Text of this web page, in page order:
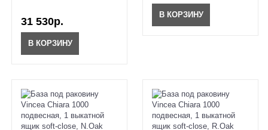
31 530р.
В КОРЗИНУ
В КОРЗИНУ